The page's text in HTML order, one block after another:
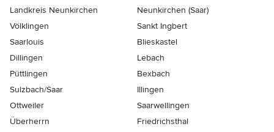
Landkreis Neunkirchen
Neunkirchen (Saar)
Völklingen
Sankt Ingbert
Saarlouis
Blieskastel
Dillingen
Lebach
Püttlingen
Bexbach
Sulzbach/Saar
Illingen
Ottweiler
Saarwellingen
Überherrn
Friedrichsthal